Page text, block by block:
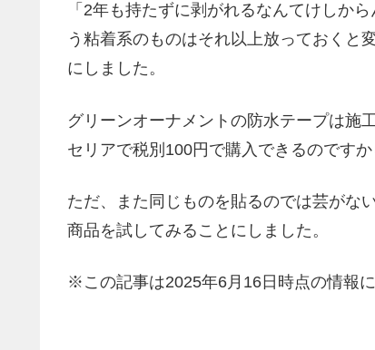
「2年も持たずに剥がれるなんてけしか
う粘着系のものはそれ以上放っておくと
にしました。
グリーンオーナメントの防水テープは施
セリアで税別100円で購入できるのです
ただ、また同じものを貼るのでは芸がな
商品を試してみることにしました。
※この記事は2025年6月16日時点の情報